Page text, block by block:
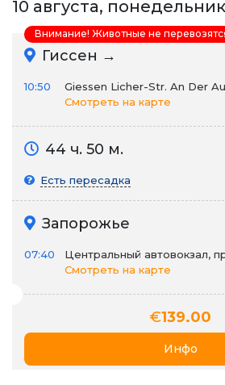
10 августа, понедельник
Гиссен →
10:50
Giessen Licher-Str. An Der
Смотреть на карте
44 ч. 50 м.
Есть пересадка
Запорожье
07:40
Центральный автовокзал,
Смотреть на карте
€139.00
Инфо
Внимание! Животные не